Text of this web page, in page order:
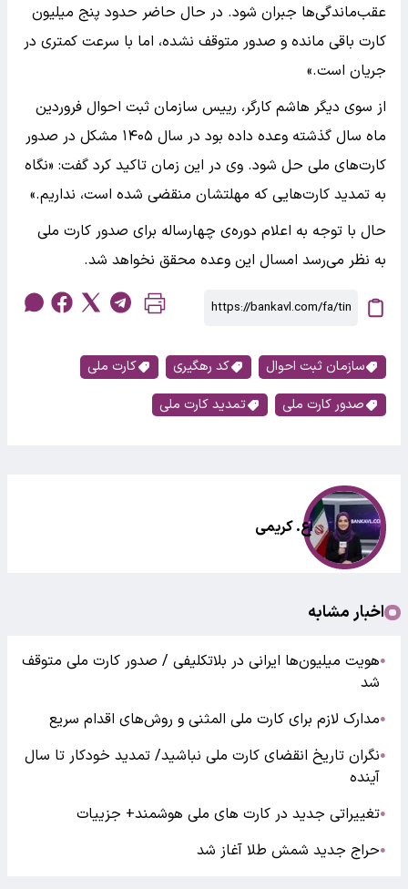
عقب‌ماندگی‌ها جبران شود. در حال حاضر حدود پنج میلیون
کارت باقی مانده و صدور متوقف نشده، اما با سرعت کمتری در
جریان است.»
از سوی دیگر هاشم کارگر، رییس سازمان ثبت احوال فروردین
ماه سال گذشته وعده داده بود در سال ۱۴۰۵ مشکل در صدور
کارت‌های ملی حل شود. وی در این زمان تاکید کرد گفت: «نگاه
به تمدید کارت‌هایی که مهلتشان منقضی شده است، نداریم.»
حال با توجه به اعلام دوره‌ی چهارساله برای صدور کارت ملی
به نظر می‌رسد امسال این وعده محقق نخواهد شد.
سازمان ثبت احوال کد رهگیری
کارت ملی
صدور کارت ملی
تمدید کارت ملی
اع. کریمی
اخبار مشابه
●هویت میلیون‌ها ایرانی در بلاتکلیفی / صدور کارت ملی متوقف
شد
●مدارک لازم برای کارت ملی المثنی و روش‌های اقدام سریع
●نگران تاریخ انقضای کارت ملی نباشید/ تمدید خودکار تا سال
آینده
●تغییراتی جدید در کارت‌ های ملی هوشمند+ جزییات
●حراج جدید شمش طلا آغاز شد